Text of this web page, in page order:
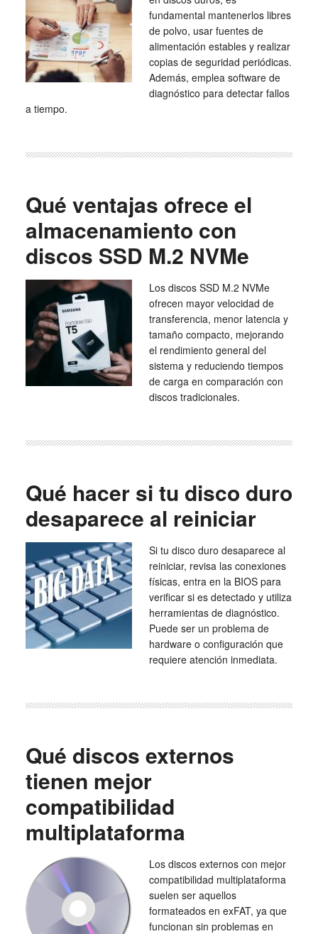
fundamental mantenerlos libres
de polvo, usar fuentes de
alimentación estables y realizar
copias de seguridad periódicas.
Además, emplea software de
diagnóstico para detectar fallos
a tiempo.
Qué ventajas ofrece el
almacenamiento con
discos SSD M.2 NVMe
Los discos SSD M.2 NVMe
ofrecen mayor velocidad de
transferencia, menor latencia y
tamaño compacto, mejorando
el rendimiento general del
sistema y reduciendo tiempos
de carga en comparación con
discos tradicionales.
Qué hacer si tu disco duro
desaparece al reiniciar
Si tu disco duro desaparece al
reiniciar, revisa las conexiones
físicas, entra en la BIOS para
verificar si es detectado y utiliza
herramientas de diagnóstico.
Puede ser un problema de
hardware o configuración que
requiere atención inmediata.
Qué discos externos
tienen mejor
compatibilidad
multiplataforma
Los discos externos con mejor
compatibilidad multiplataforma
suelen ser aquellos
formateados en exFAT, ya que
funcionan sin problemas en